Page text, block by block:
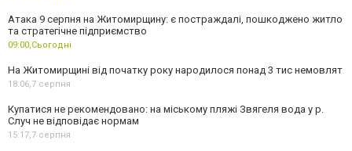
Атака 9 серпня на Житомирщину: є постраждалі, пошкоджено житло
та стратегічне підприємство
09:00, Сьогодні
На Житомирщині від початку року народилося понад 3 тис немовлят
18:06, 7 серпня
Купатися не рекомендовано: на міському пляжі Звягеля вода у р.
Случ не відповідає нормам
15:17, 7 серпня